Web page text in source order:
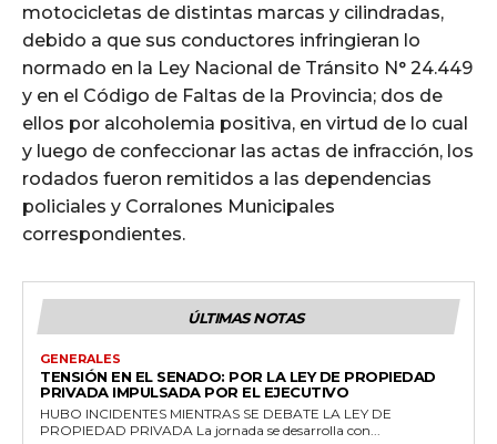
motocicletas de distintas marcas y cilindradas,
debido a que sus conductores infringieran lo
normado en la Ley Nacional de Tránsito N° 24.449
y en el Código de Faltas de la Provincia; dos de
ellos por alcoholemia positiva, en virtud de lo cual
y luego de confeccionar las actas de infracción, los
rodados fueron remitidos a las dependencias
policiales y Corralones Municipales
correspondientes.
ÚLTIMAS NOTAS
GENERALES
TENSIÓN EN EL SENADO: POR LA LEY DE PROPIEDAD
PRIVADA IMPULSADA POR EL EJECUTIVO
HUBO INCIDENTES MIENTRAS SE DEBATE LA LEY DE
PROPIEDAD PRIVADA La jornada se desarrolla con...